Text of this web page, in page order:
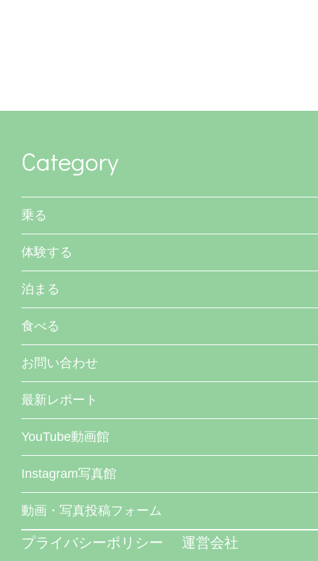
Category
乗る
体験する
泊まる
食べる
お問い合わせ
最新レポート
YouTube動画館
Instagram写真館
動画・写真投稿フォーム
プライバシーポリシー 運営会社